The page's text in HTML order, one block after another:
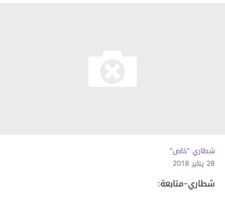
شطاري "خاص"
28 يناير 2018
شطاري-متابعة: